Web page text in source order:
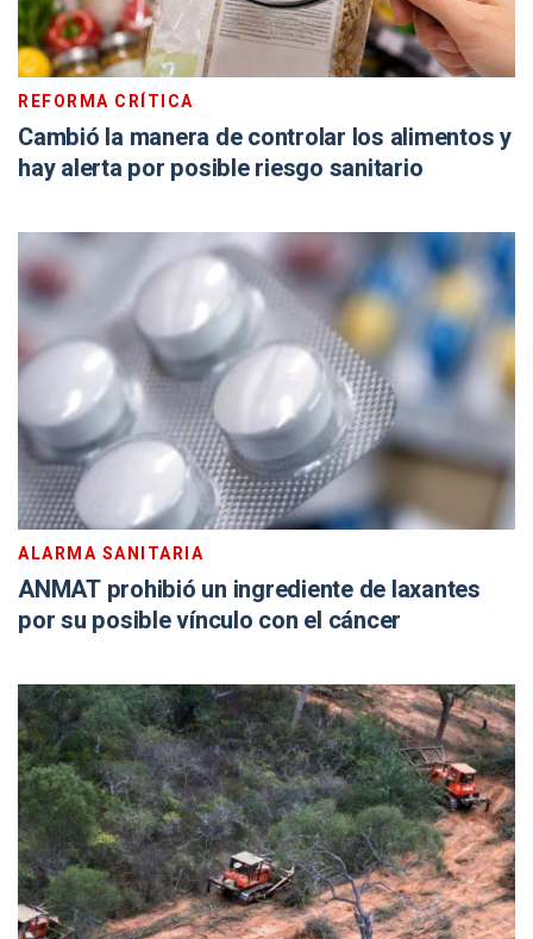
REFORMA CRÍTICA
Cambió la manera de controlar los alimentos y
hay alerta por posible riesgo sanitario
ALARMA SANITARIA
ANMAT prohibió un ingrediente de laxantes
por su posible vínculo con el cáncer